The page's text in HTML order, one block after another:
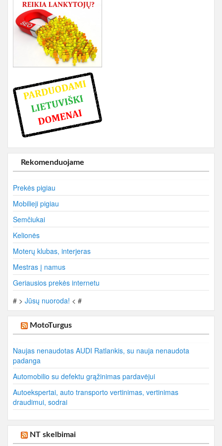
Rekomenduojame
Prekės pigiau
Mobilieji pigiau
Semčiukai
Kelionės
Moterų klubas, interjeras
Mestras į namus
Geriausios prekės internetu
# > Jūsų nuoroda! < #
MotoTurgus
Naujas nenaudotas AUDI Ratlankis, su nauja nenaudota
padanga
Automobilio su defektu grąžinimas pardavėjui
Autoekspertai, auto transporto vertinimas, vertinimas
draudimui, sodrai
NT skelbimai